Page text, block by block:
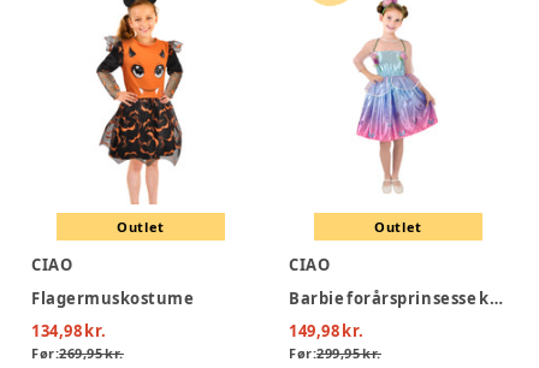
Outlet
CIAO
Flagermuskostume
134,98 kr.
Før:269,95 kr.
Outlet
CIAO
Barbie forårsprinsesse kostume - MULTI
149,98 kr.
Før:299,95 kr.